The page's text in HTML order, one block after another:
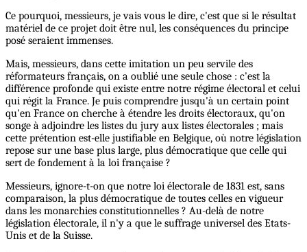
Ce pourquoi, messieurs, je vais vous le dire, c'est que si le résultat
matériel de ce projet doit être nul, les conséquences du principe
posé seraient immenses.
Mais, messieurs, dans cette imitation un peu servile des
réformateurs français, on a oublié une seule chose : c'est la
différence profonde qui existe entre notre régime électoral et celui
qui régit la France. Je puis comprendre jusqu'à un certain point
qu'en France on cherche à étendre les droits électoraux, qu'on
songe à adjoindre les listes du jury aux listes électorales ; mais
cette prétention est-elle justifiable en Belgique, où notre législation
repose sur une base plus large, plus démocratique que celle qui
sert de fondement à la loi française ?
Messieurs, ignore-t-on que notre loi électorale de 1831 est, sans
comparaison, la plus démocratique de toutes celles en vigueur
dans les monarchies constitutionnelles ? Au-delà de notre
législation électorale, il n'y a que le suffrage universel des Etats-
Unis et de la Suisse.